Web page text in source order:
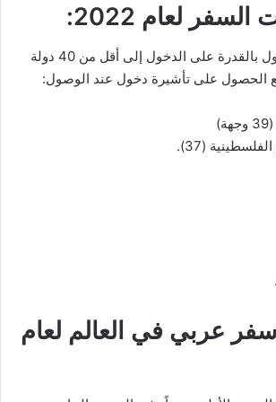
لعام 2022:
وتتمتع العديد من الدول بالقدرة على الدخول إلى أقل من 40 دولة
الحصول على تأشيرة دخول عند الوصول:
عربي في العالم لعام